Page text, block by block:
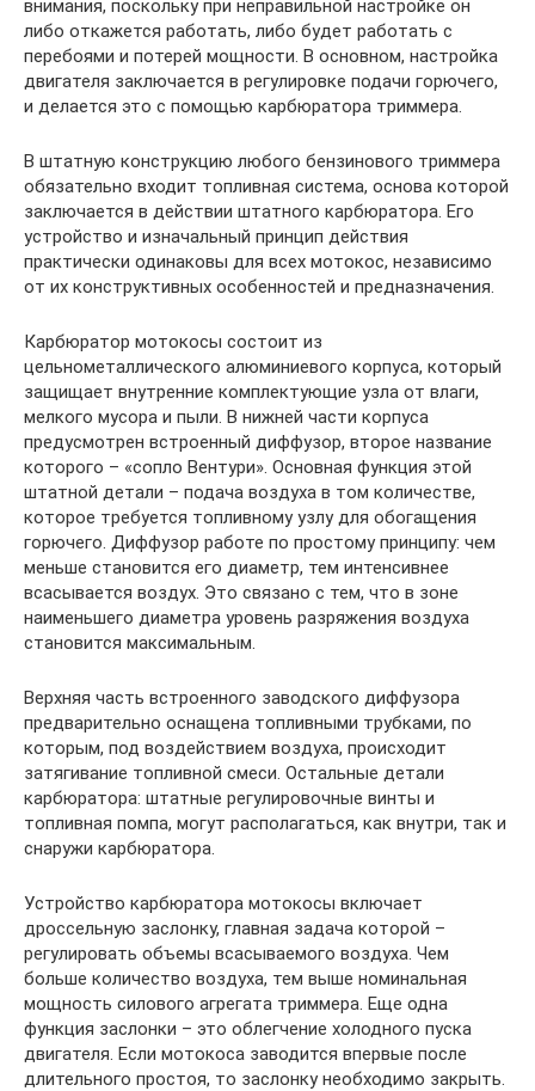
внимания, поскольку при неправильной настройке он
либо откажется работать, либо будет работать с
перебоями и потерей мощности. В основном, настройка
двигателя заключается в регулировке подачи горючего,
и делается это с помощью карбюратора триммера.
В штатную конструкцию любого бензинового триммера
обязательно входит топливная система, основа которой
заключается в действии штатного карбюратора. Его
устройство и изначальный принцип действия
практически одинаковы для всех мотокос, независимо
от их конструктивных особенностей и предназначения.
Карбюратор мотокосы состоит из
цельнометаллического алюминиевого корпуса, который
защищает внутренние комплектующие узла от влаги,
мелкого мусора и пыли. В нижней части корпуса
предусмотрен встроенный диффузор, второе название
которого – «сопло Вентури». Основная функция этой
штатной детали – подача воздуха в том количестве,
которое требуется топливному узлу для обогащения
горючего. Диффузор работе по простому принципу: чем
меньше становится его диаметр, тем интенсивнее
всасывается воздух. Это связано с тем, что в зоне
наименьшего диаметра уровень разряжения воздуха
становится максимальным.
Верхняя часть встроенного заводского диффузора
предварительно оснащена топливными трубками, по
которым, под воздействием воздуха, происходит
затягивание топливной смеси. Остальные детали
карбюратора: штатные регулировочные винты и
топливная помпа, могут располагаться, как внутри, так и
снаружи карбюратора.
Устройство карбюратора мотокосы включает
дроссельную заслонку, главная задача которой –
регулировать объемы всасываемого воздуха. Чем
больше количество воздуха, тем выше номинальная
мощность силового агрегата триммера. Еще одна
функция заслонки – это облегчение холодного пуска
двигателя. Если мотокоса заводится впервые после
длительного простоя, то заслонку необходимо закрыть.